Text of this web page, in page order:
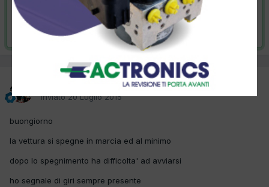
VAI ALLA SOLUZIONE
Risolta da GARAGEBARTOLI,22 Luglio 2015
GARAGEBARTOLI
Inviato20 Luglio 2015
buongiorno
la vettura si spegne in marcia ed al minimo
dopo lo spegnimento ha difficolta' ad avviarsi
ho segnale di giri sempre presente